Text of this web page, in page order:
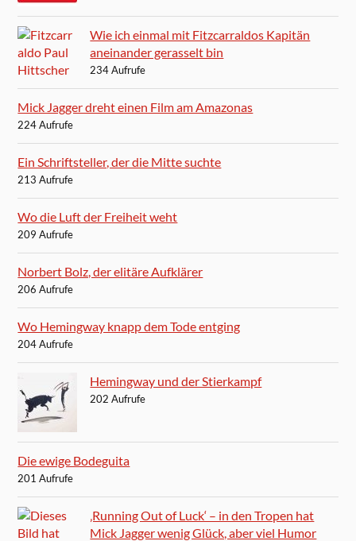
Wie ich einmal mit Fitzcarraldos Kapitän
aneinander gerasselt bin
234 Aufrufe
Mick Jagger dreht einen Film am Amazonas
224 Aufrufe
Ein Schriftsteller, der die Mitte suchte
213 Aufrufe
Wo die Luft der Freiheit weht
209 Aufrufe
Norbert Bolz, der elitäre Aufklärer
206 Aufrufe
Wo Hemingway knapp dem Tode entging
204 Aufrufe
Hemingway und der Stierkampf
202 Aufrufe
Die ewige Bodeguita
201 Aufrufe
‚Running Out of Luck‘ – in den Tropen hat
Mick Jagger wenig Glück, aber viel Humor